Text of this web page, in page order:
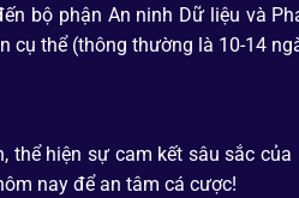
bộ phận An ninh Dữ liệu và
thể (thông thường là 10-14
hiện sự cam kết sâu sắc
nay để an tâm cá cược!